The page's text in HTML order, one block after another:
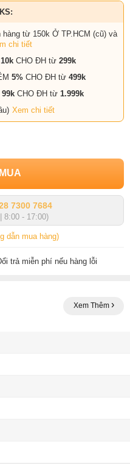
hàng từ 150k Ở TP.HCM (cũ) và
chi tiết
10k CHO ĐH từ 299k
5% CHO ĐH từ 499k
99k CHO ĐH từ 1.999k
Xem chi tiết
7300 7684
8:00 - 17:00)
dẫn mua hàng)
trả miễn phí nếu hàng lỗi
Xem Thêm